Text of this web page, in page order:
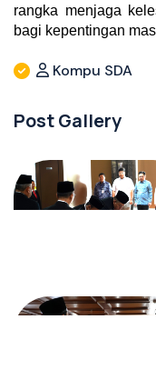
rangka menjaga
bagi kepentingan
Kompu SDA
Post Gallery